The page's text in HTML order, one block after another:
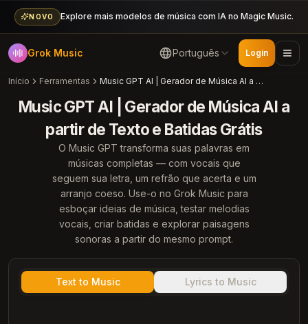
NOVO Explore mais modelos de música com IA no Magic Music.
Grok Music Português Login
Início Ferramentas Music GPT AI | Gerador de Música AI a partir de Texto e Batidas Grátis
Music GPT AI | Gerador de Música AI a
partir de Texto e Batidas Grátis
O Music GPT transforma suas palavras em
músicas completas — com vocais que
seguem sua letra, um refrão que acerta e um
arranjo coeso. Use-o no Grok Music para
esboçar ideias de música, testar melodias
vocais, criar batidas e explorar paisagens
sonoras a partir do mesmo prompt.
Text to Music Lyrics to Music